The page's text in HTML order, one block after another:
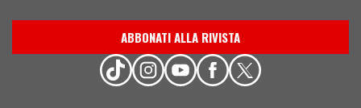
ABBONATI ALLA RIVISTA